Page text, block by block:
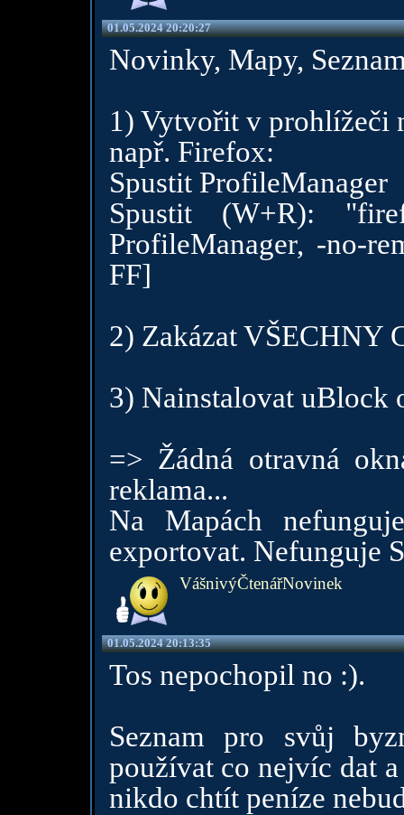
01.05.2024 20:20:27
Novinky, Mapy,
1) Vytvořit v prohlížeči
např. Firefox:
Spustit ProfileManager
Spustit (W+R):
ProfileManager, -no-
FF]
2) Zakázat VŠECHNY
3) Nainstalovat uBlock
=> Žádná otravná
reklama...
Na Mapách
exportovat. Nefunguje
VášnivýČtenářNovinek
01.05.2024 20:13:35
Tos nepochopil no :).
Seznam pro svůj
používat co nejvíc dat
nikdo chtít peníze